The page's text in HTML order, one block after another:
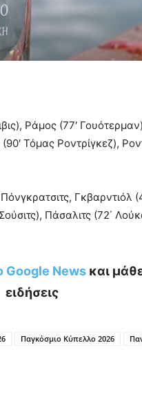
Ράμος (77′
Τόμας Ροντρίγκεζ),
Γκβαρντιόλ
Πάσαλιτς (72΄
Google Newsκαι
ειδήσεις
Παγκόσμιο Κύπελλο 2026